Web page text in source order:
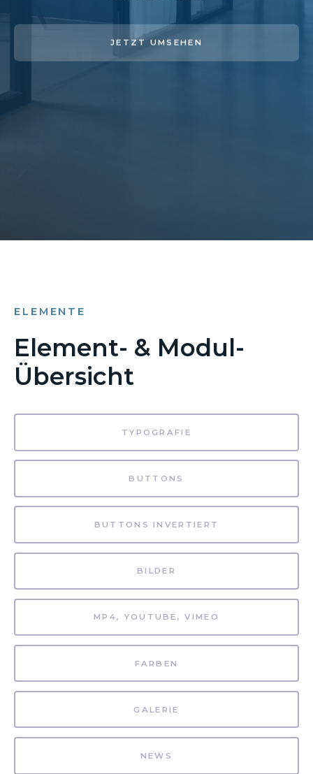
JETZT UMSEHEN
ELEMENTE
Element- & Modul-
Übersicht
TYPOGRAFIE
BUTTONS
BUTTONS INVERTIERT
BILDER
MP4, YOUTUBE, VIMEO
FARBEN
GALERIE
NEWS